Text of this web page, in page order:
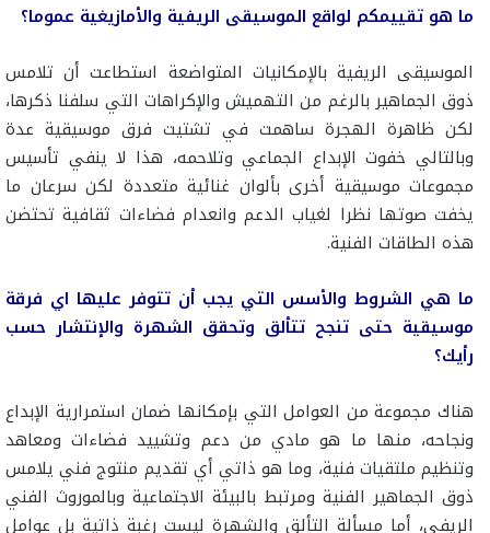
ما هو تقييمكم لواقع الموسيقى الريفية والأمازيغية عموما؟
الموسيقى الريفية بالإمكانيات المتواضعة استطاعت أن تلامس
ذوق الجماهير بالرغم من التهميش والإكراهات التي سلفنا ذكرها،
لكن ظاهرة الهجرة ساهمت في تشتيت فرق موسيقية عدة
وبالتالي خفوت الإبداع الجماعي وتلاحمه، هذا لا ينفي تأسيس
مجموعات موسيقية أخرى بألوان غنائية متعددة لكن سرعان ما
يخفت صوتها نظرا لغياب الدعم وانعدام فضاءات ثقافية تحتضن
هذه الطاقات الفنية.
ما هي الشروط والأسس التي يجب أن تتوفر عليها اي فرقة
موسيقية حتى تنجح تتألق وتحقق الشهرة والإنتشار حسب
رأيك؟
هناك مجموعة من العوامل التي بإمكانها ضمان استمرارية الإبداع
ونجاحه، منها ما هو مادي من دعم وتشييد فضاءات ومعاهد
وتنظيم ملتقيات فنية، وما هو ذاتي أي تقديم منتوج فني يلامس
ذوق الجماهير الفنية ومرتبط بالبيئة الاجتماعية وبالموروث الفني
الريفي، أما مسألة التألق والشهرة ليست رغبة ذاتية بل عوامل